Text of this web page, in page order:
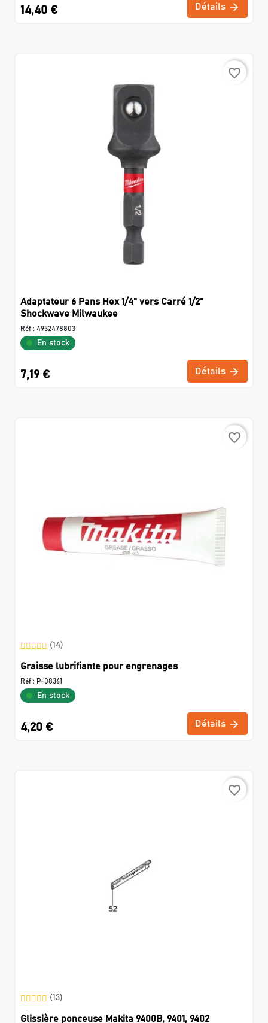
14,40 € Détails
favorite_border
Adaptateur 6 Pans Hex 1/4" vers Carré 1/2"
Shockwave Milwaukee
Réf : 4932478803
En stock
7,19 € Détails
favorite_border
(14)
Graisse lubrifiante pour engrenages
Réf : P-08361
En stock
4,20 € Détails
favorite_border
(13)
Glissière ponceuse Makita 9400B, 9401, 9402